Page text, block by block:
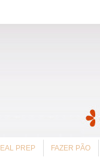
PREP FAZER PÃO